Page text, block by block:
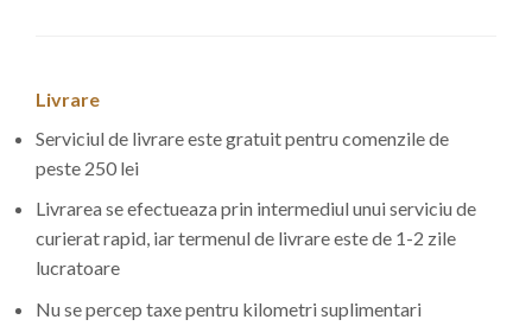
Livrare
Serviciul de livrare este gratuit pentru comenzile de
peste 250 lei
Livrarea se efectueaza prin intermediul unui serviciu de
curierat rapid, iar termenul de livrare este de 1-2 zile
lucratoare
Nu se percep taxe pentru kilometri suplimentari